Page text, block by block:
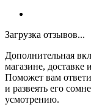
Загрузка отзывов...
Дополнительная
магазине, доставке
Поможет вам
и развеять его
усмотрению.